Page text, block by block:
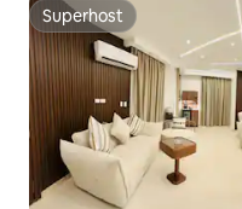
Superhost
Superhost